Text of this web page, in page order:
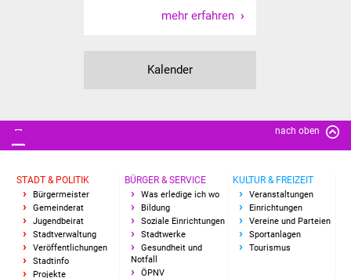
Wohnen
Wirtschaft
Haushalt & Infos
Wirtschaftsförderung
mehr erfahren
Kalender
nach oben
STADT & POLITIK
Bürgermeister
Gemeinderat
Jugendbeirat
Stadtverwaltung
Veröffentlichungen
Stadtinfo
Projekte
BÜRGER & SERVICE
Was erledige ich wo
Bildung
Soziale Einrichtungen
Stadtwerke
Gesundheit und
Notfall
ÖPNV
KULTUR & FREIZEIT
Veranstaltungen
Einrichtungen
Vereine und Parteien
Sportanlagen
Tourismus